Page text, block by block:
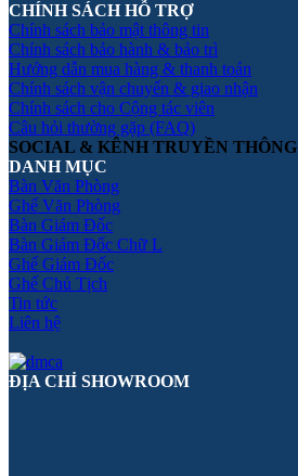
CHÍNH SÁCH HỖ TRỢ
Chính sách bảo mật thông tin
Chính sách bảo hành & bảo trì
Hướng dẫn mua hàng & thanh toán
Chính sách vận chuyển & giao nhận
Chính sách cho Cộng tác viên
Câu hỏi thường gặp (FAQ)
SOCIAL & KÊNH TRUYỀN THÔNG
DANH MỤC
Bàn Văn Phòng
Ghế Văn Phòng
Bàn Giám Đốc
Bàn Giám Đốc Chữ L
Ghế Giám Đốc
Ghế Chủ Tịch
Tin tức
Liên hệ
ĐỊA CHỈ SHOWROOM